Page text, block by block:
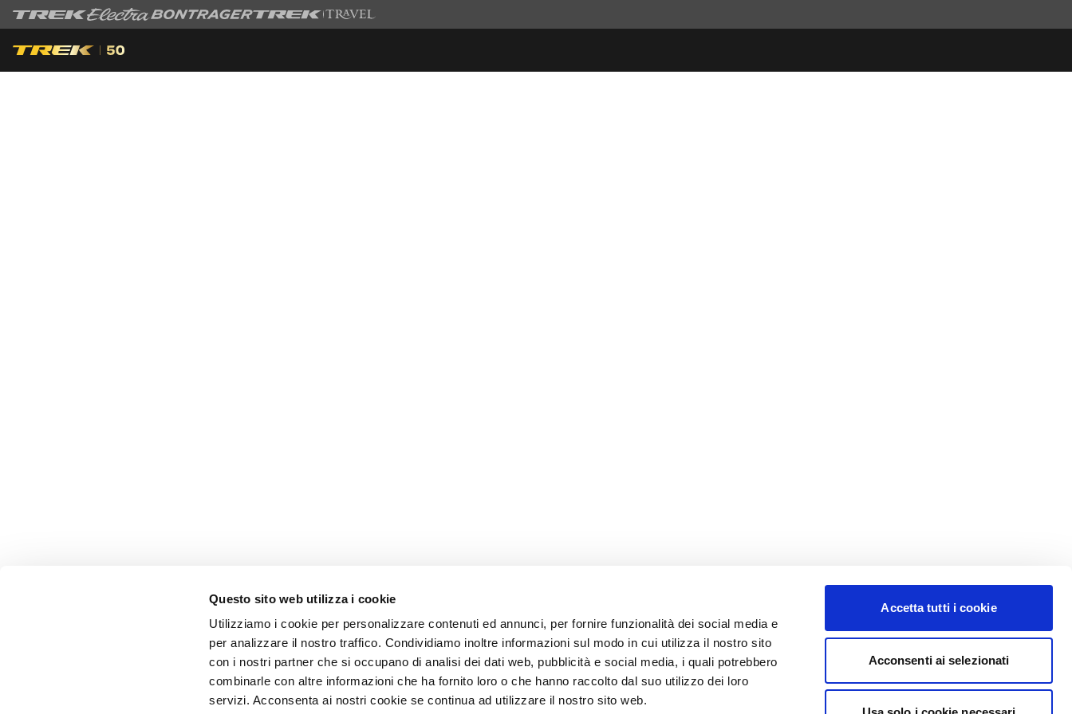
Questo sito web utilizza i cookie
Utilizziamo i cookie per personalizzare contenuti ed annunci, per fornire funzionalità dei social media e
per analizzare il nostro traffico. Condividiamo inoltre informazioni sul modo in cui utilizza il nostro sito
con i nostri partner che si occupano di analisi dei dati web, pubblicità e social media, i quali potrebbero
combinarle con altre informazioni che ha fornito loro o che hanno raccolto dal suo utilizzo dei loro
servizi. Acconsenta ai nostri cookie se continua ad utilizzare il nostro sito web.
Accetta tutti i cookie
Acconsenti ai selezionati